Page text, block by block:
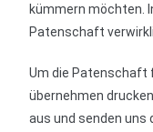
kümmern möchten.
Patenschaft
Um die Patenschaft
übernehmen
aus und senden